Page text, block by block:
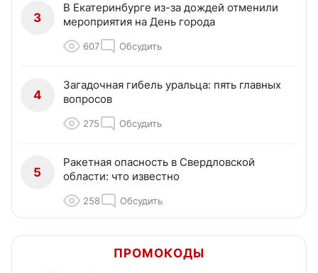
3
В Екатеринбурге из-за дождей отменили
мероприятия на День города
607 Обсудить
4
Загадочная гибель уральца: пять главных
вопросов
275 Обсудить
5
Ракетная опасность в Свердловской
области: что известно
258 Обсудить
ПРОМОКОДЫ